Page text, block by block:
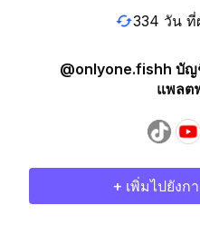
334 วัน ที่
@onlyone.fishh บั
แพลต
+ เพิ่มไปยังก